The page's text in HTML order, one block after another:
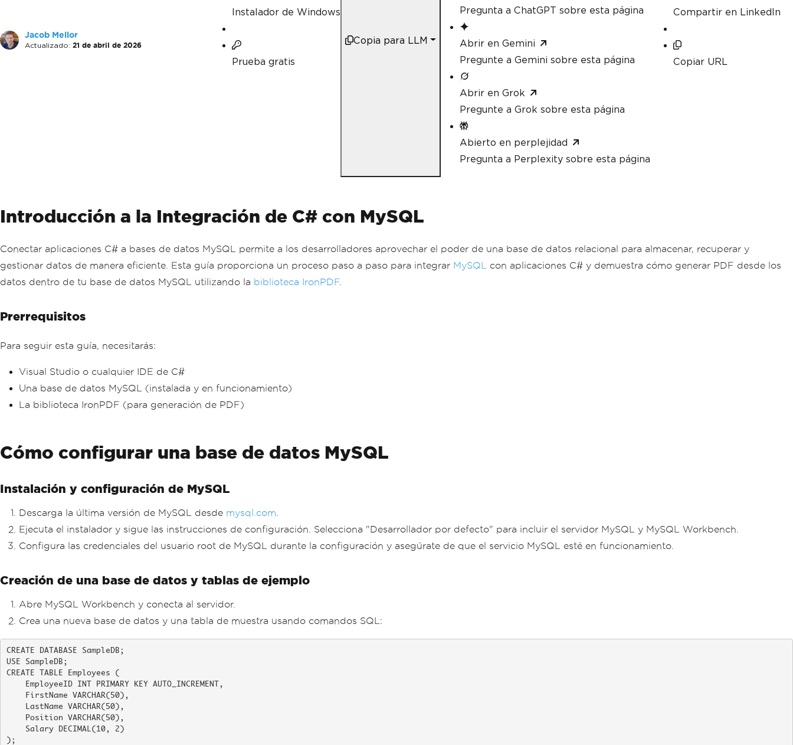
Jacob Mellor
Actualizado: 21 de abril de 2026
Instalador de Windows
Prueba gratis
Copia para LLM
Pregunta a ChatGPT sobre esta página
Abrir en Gemini
Pregunte a Gemini sobre esta página
Abrir en Grok
Pregunte a Grok sobre esta página
Abierto en perplejidad
Pregunta a Perplexity sobre esta página
Compartir en LinkedIn
Copiar URL
Introducción a la Integración de C# con MySQL
Conectar aplicaciones C# a bases de datos MySQL permite a los desarrolladores aprovechar el poder de una base de datos relacional para almacenar, recuperar y
gestionar datos de manera eficiente. Esta guía proporciona un proceso paso a paso para integrar MySQL
con aplicaciones C# y demuestra cómo generar PDF desde los
datos dentro de tu base de datos MySQL utilizando la biblioteca IronPDF.
Prerrequisitos
Para seguir esta guía, necesitarás:
Visual Studio o cualquier IDE de C#
Una base de datos MySQL (instalada y en funcionamiento)
La biblioteca IronPDF (para generación de PDF)
Cómo configurar una base de datos MySQL
Instalación y configuración de MySQL
Descarga la última versión de MySQL desde mysql.com
Ejecuta el instalador y sigue las instrucciones de configuración. Selecciona "Desarrollador por defecto" para incluir el servidor MySQL y MySQL Workbench.
Configura las credenciales del usuario root de MySQL durante la configuración y asegúrate de que el servicio MySQL esté en funcionamiento.
Creación de una base de datos y tablas de ejemplo
Abre MySQL Workbench y conecta al servidor.
Crea una nueva base de datos y una tabla de muestra usando comandos SQL:
CREATE DATABASE SampleDB;
USE SampleDB;
CREATE TABLE Employees (
);